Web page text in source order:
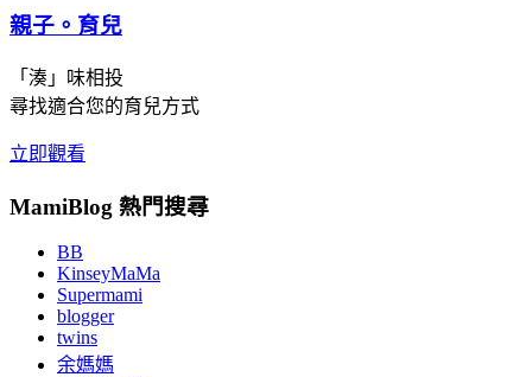
親子。育兒
「湊」味相投
尋找適合您的育兒方式
立即觀看
MamiBlog 熱門搜尋
BB
KinseyMaMa
Supermami
blogger
twins
余媽媽